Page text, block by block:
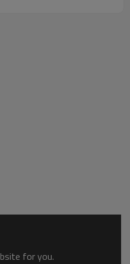
for you.